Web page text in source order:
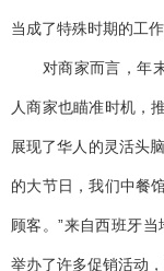
当成了特殊时期的工作
对商家而言，年末
人商家也瞄准时机，
展现了华人的灵活头
的大节日，我们中餐
顾客。”来自西班牙
举办了许多促销活动